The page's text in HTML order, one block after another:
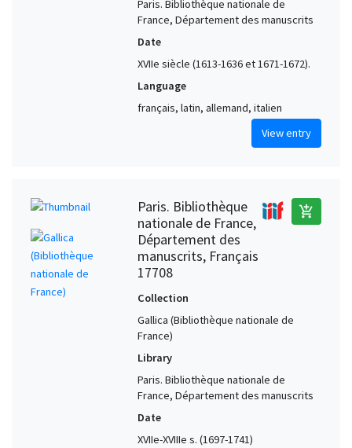
Paris. Bibliothèque nationale de
France, Département des manuscrits
Date
XVIIe siècle (1613-1636 et 1671-1672).
Language
français, latin, allemand, italien
View entry
Paris. Bibliothèque
nationale de France,
Département des
manuscrits, Français
17708
add_shopping_cart
Collection
Gallica (Bibliothèque nationale de
France)
Library
Paris. Bibliothèque nationale de
France, Département des manuscrits
Date
XVIIe-XVIIIe s. (1697-1741)